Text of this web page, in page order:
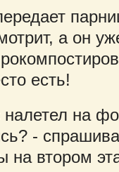
а он
есть!
налетел на
-
на втором